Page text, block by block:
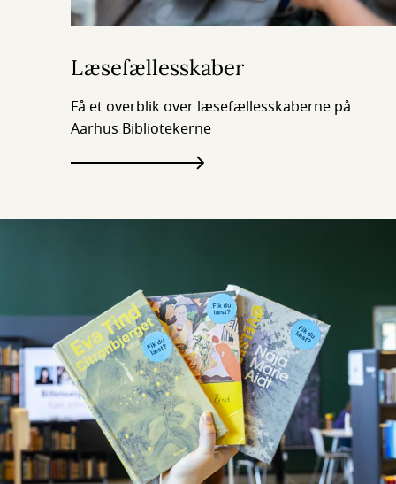
Læsefællesskaber
Få et overblik over læsefællesskaberne på
Aarhus Bibliotekerne